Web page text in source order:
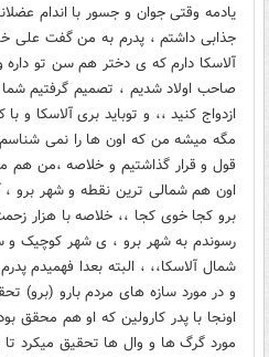
یادمه وقتی جوان و جسور با اندام
جذابی داشتم ، پدرم به من گفت علی
آلاسکا دارم که ی دختر هم سن تو
صاحب اولاد شدیم ، تصمیم گرفتیم
ازدواج کنید ،، و توباید بری آلاسکا و
مگه میشه من که اون ها را نمی
قول و قرار گذاشتیم و خلاصه ،من هم
اون هم شمالی ترین نقطه و شهر برو ،
برو کجا خوی کجا ،، خلاصه با هزار
شمال آلاسکا،، ، البته بعدا فهمیدم
و در مورد سازه های مردم بارو (برو)
اونجا با پدر کارولین که او هم محقق
مورد گرگ ها و وال ها تحقیق میکرد